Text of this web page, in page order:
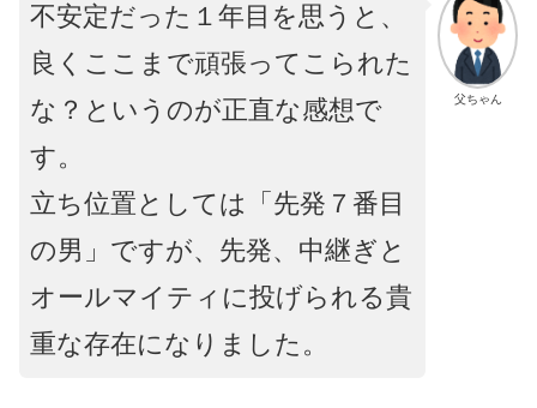
父ちゃん
不安定だった１年目を思うと、
良くここまで頑張ってこられた
な？というのが正直な感想で
す。
立ち位置としては「先発７番目
の男」ですが、先発、中継ぎと
オールマイティに投げられる貴
重な存在になりました。